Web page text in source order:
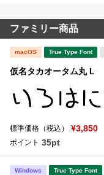
ファミリー商品
macOS True Type Font
仮名タカオータム丸 L
標準価格（税込） ¥3,850
ポイント 35pt
Windows True Type Font